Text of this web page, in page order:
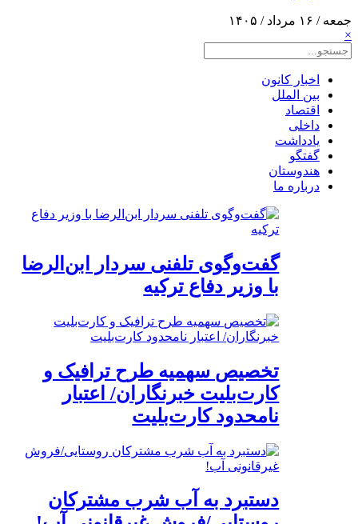
جمعه / ۱۶ مرداد / ۱۴۰۵
×
اخبار کانون
بین الملل
اقتصاد
داخلی
یادداشت
گفتگو
هندوستان
درباره ما
گفت‌وگوی تلفنی سردار ابن‌الرضا
با وزیر دفاع ترکیه
تخصیص سهمیه طرح ترافیک و
کارت‌بلیت خبرنگاران/ اعتبار
نامحدود کارت‌بلیت
دستبرد به آب شرب مشترکان